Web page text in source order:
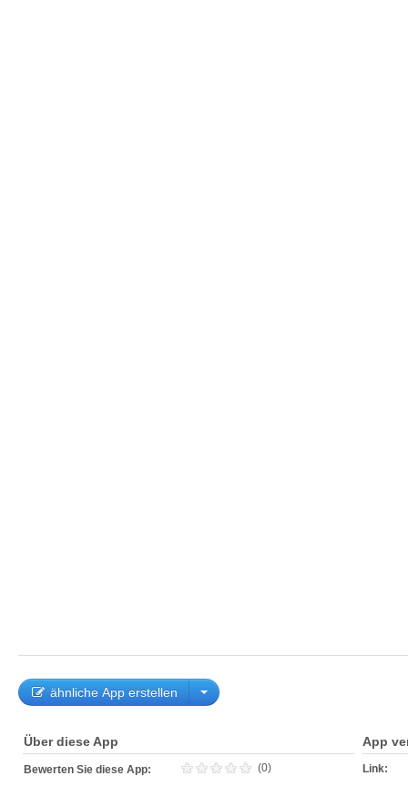
ähnliche App erstellen
Über diese App
Bewerten Sie diese App: (0)
App
Link: